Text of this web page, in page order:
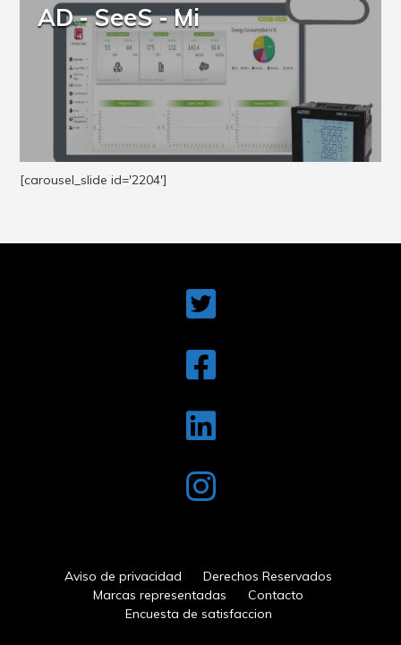
AD ‐ SeeS ‐ Mi
[carousel_slide id='2204']
Aviso de privacidad
Derechos Reservados
Marcas representadas
Contacto
Encuesta de satisfaccion